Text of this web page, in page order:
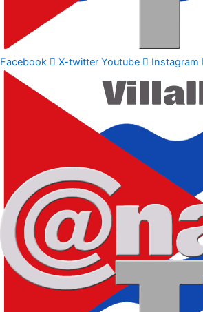
Facebook X-twitter Youtube Instagram